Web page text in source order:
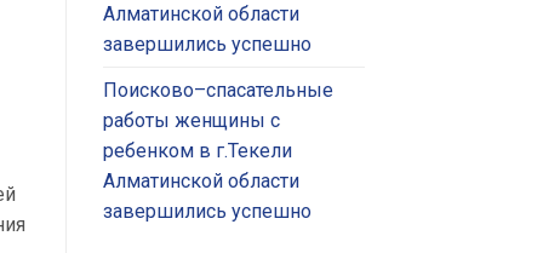
Алматинской области
завершились успешно
Поисково–спасательные
работы женщины с
ребенком в г.Текели
Алматинской области
завершились успешно